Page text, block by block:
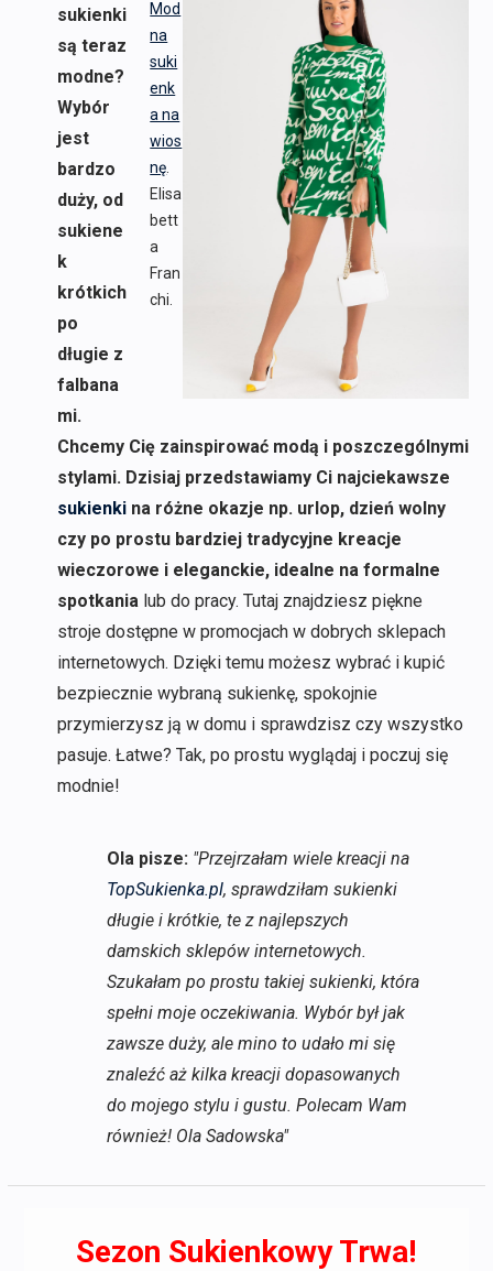
Mod
na
suki
enk
a na
wios
nę
Elisa
bett
a
Fran
chi.
sukienki
są teraz
modne?
Wybór
jest
bardzo
duży, od
sukiene
k
krótkich
po
długie z
falbana
mi.
Chcemy Cię zainspirować modą i poszczególnymi
stylami. Dzisiaj przedstawiamy Ci najciekawsze
sukienkina różne okazje np. urlop, dzień wolny
czy po prostu bardziej tradycyjne kreacje
wieczorowe i eleganckie, idealne na formalne
spotkania lub do pracy. Tutaj znajdziesz piękne
stroje dostępne w promocjach w dobrych sklepach
internetowych. Dzięki temu możesz wybrać i kupić
bezpiecznie wybraną sukienkę, spokojnie
przymierzysz ją w domu i sprawdzisz czy wszystko
pasuje. Łatwe? Tak, po prostu wyglądaj i poczuj się
modnie!
Ola pisze: "Przejrzałam wiele kreacji na
TopSukienka.pl, sprawdziłam sukienki
długie i krótkie, te z najlepszych
damskich sklepów internetowych.
Szukałam po prostu takiej sukienki, która
spełni moje oczekiwania. Wybór był jak
zawsze duży, ale mino to udało mi się
znaleźć aż kilka kreacji dopasowanych
do mojego stylu i gustu. Polecam Wam
również! Ola Sadowska"
Sezon Sukienkowy Trwa!